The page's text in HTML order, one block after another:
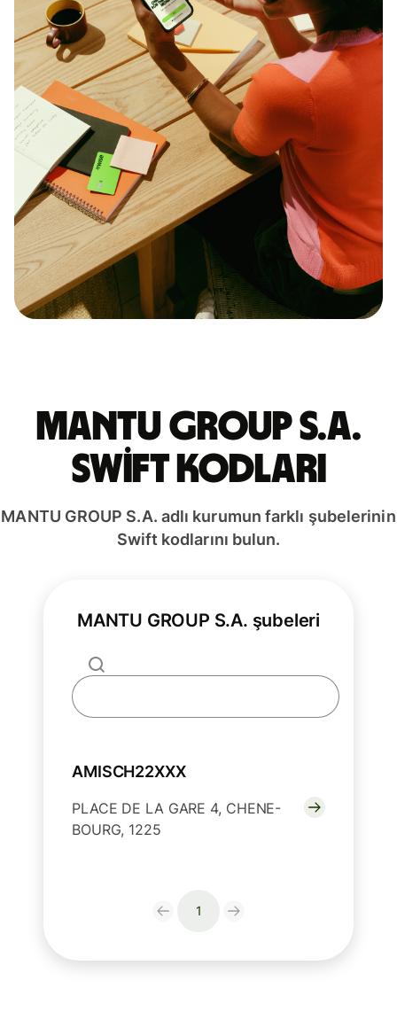
MANTU GROUP S.A.
Swift kodları
MANTU GROUP S.A. adlı kurumun farklı şubelerinin
Swift kodlarını bulun.
MANTU GROUP S.A. şubeleri
AMISCH22XXX
PLACE DE LA GARE 4, CHENE-
BOURG, 1225
1